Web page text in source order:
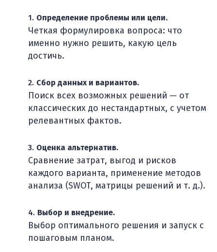
Определение проблемы или цели.
Четкая формулировка вопроса: что
именно нужно решить, какую цель
достичь.
Сбор данных и вариантов.
Поиск всех возможных решений — от
классических до нестандартных, с учетом
релевантных фактов.
Оценка альтернатив.
Сравнение затрат, выгод и рисков
каждого варианта, применение методов
анализа (SWOT, матрицы решений и т. д.).
Выбор и внедрение.
Выбор оптимального решения и запуск с
пошаговым планом.